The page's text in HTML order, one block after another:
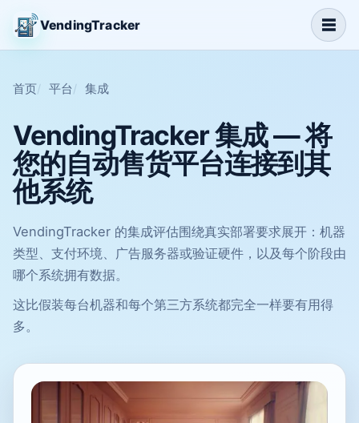
VendingTracker ☰
首页 平台 集成
VendingTracker 集成 — 将
您的自动售货平台连接到其
他系统
VendingTracker 的集成评估围绕真实部署要求展开：机器
类型、支付环境、广告服务器或验证硬件，以及每个阶段由
哪个系统拥有数据。
这比假装每台机器和每个第三方系统都完全一样要有用得
多。